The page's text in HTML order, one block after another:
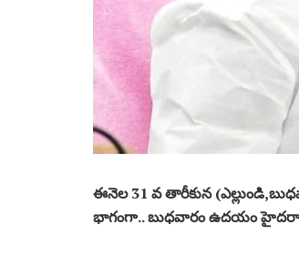
ఈనెల 31 వ తారీకున
భాగంగా.. బుధవారం ఉదయం